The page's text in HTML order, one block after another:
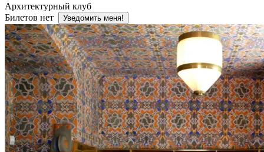
Архитектурный клуб
Билетов нет
Уведомить меня!